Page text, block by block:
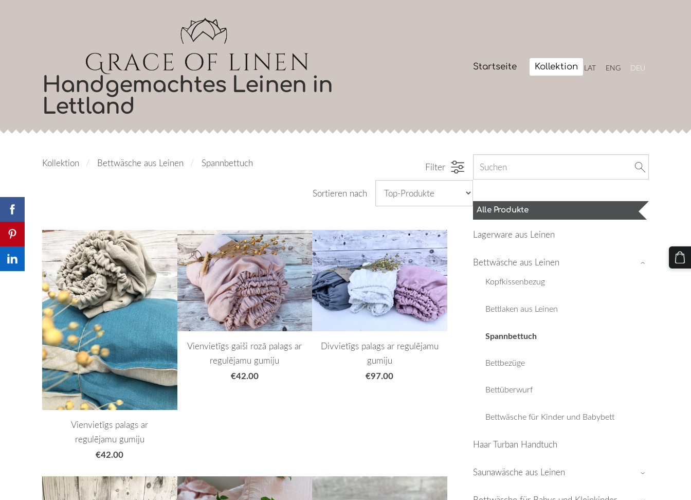
Handgemachtes Leinen in
Lettland
Startseite Kollektion LAT ENG DEU
Alle Produkte
Lagerware aus Leinen
Bettwäsche aus Leinen
Kopfkissenbezug
Bettlaken aus Leinen
Spannbettuch
Bettbezüge
Bettüberwurf
Bettwäsche für Kinder und Babybett
›
Haar Turban Handtuch
Saunawäsche aus Leinen ›
Kollektion Bettwäsche aus Leinen Spannbettuch Filter
Sortieren nach
Vienvietīgs palags ar
regulējamu gumiju
€42.00
Vienvietīgs gaiši rozā palags ar
regulējamu gumiju
€42.00
Divvietīgs palags ar regulējamu
gumiju
€97.00